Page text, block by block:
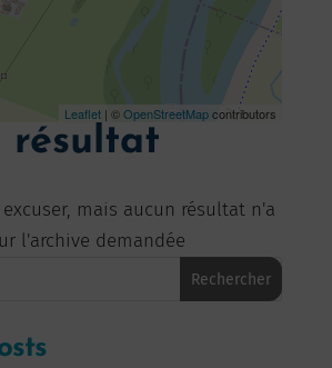
Leaflet | ©OpenStreetMapcontributors
résultat
mais aucun résultat n'a
l'archive demandée
Rechercher